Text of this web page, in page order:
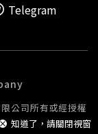
知道了，請關閉視窗
Telegram
公司所有或經授權
送或公開傳輸。